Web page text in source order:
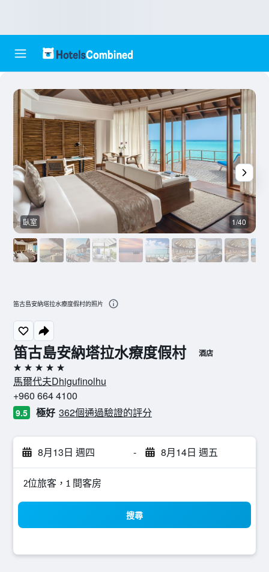
笛古島安納塔拉水療度假村 酒店
5星級
馬爾代夫Dhigufinolhu
+960 664 4100
9.5 極好 362個通過驗證的評分
8月13日 週四 - 8月14日 週五
2位旅客，1 間客房
搜尋
臥室 1/40
笛古島安納塔拉水療度假村的照片